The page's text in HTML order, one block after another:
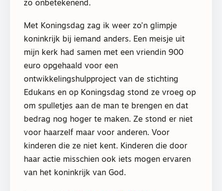
zo onbetekenend.
Met Koningsdag zag ik weer zo’n glimpje
koninkrijk bij iemand anders. Een meisje uit
mijn kerk had samen met een vriendin 900
euro opgehaald voor een
ontwikkelingshulpproject van de stichting
Edukans en op Koningsdag stond ze vroeg op
om spulletjes aan de man te brengen en dat
bedrag nog hoger te maken. Ze stond er niet
voor haarzelf maar voor anderen. Voor
kinderen die ze niet kent. Kinderen die door
haar actie misschien ook iets mogen ervaren
van het koninkrijk van God.